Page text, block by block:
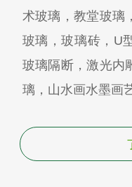
术玻璃，教堂玻璃
玻璃，玻璃砖，U
玻璃隔断，激光内
璃，山水画水墨画